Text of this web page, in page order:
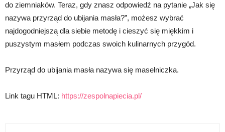
do ziemniaków. Teraz, gdy znasz odpowiedź na pytanie „Jak się
nazywa przyrząd do ubijania masła?”, możesz wybrać
najdogodniejszą dla siebie metodę i cieszyć się miękkim i
puszystym masłem podczas swoich kulinarnych przygód.
Przyrząd do ubijania masła nazywa się maselniczka.
Link tagu HTML: https://zespolnapiecia.pl/